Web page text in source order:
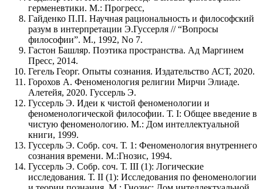
герменевтики. М.: Прогресс,
Гайденко П.П. Научная рациональность и философский
разум в интерпретации Э.Гуссерля // “Вопросы
философии”. М., 1992, No 7.
Гастон Башляр. Поэтика пространства. Ад Маргинем
Пресс, 2014.
Гегель Георг. Опыты сознания. Издательство АСТ, 2020.
Горохов А. Феноменология религии Мирчи Элиаде.
Алетейя, 2020. Гуссерль Э.
Гуссерль Э. Идеи к чистой феноменологии и
феноменологической философии. Т. I: Общее введение в
чистую феноменологию. М.: Дом интеллектуальной
книги, 1999.
Гуссерль Э. Собр. соч. Т. 1: Феноменология внутреннего
сознания времени. М.:Гнозис, 1994.
Гуссерль Э. Собр. соч. Т. III (1): Логические
исследования. Т. II (1): Исследования по феноменологии